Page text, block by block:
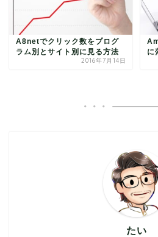
A8netでクリック数をプログ
ラム別とサイト別に見る方法
2016年7月14日
に
たい